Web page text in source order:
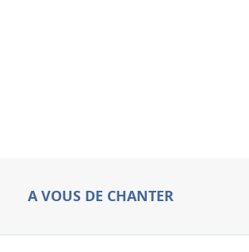
A VOUS DE CHANTER